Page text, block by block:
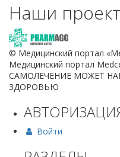
Наши
© Медицинский портал
Медицинский портал
САМОЛЕЧЕНИЕ МОЖЕТ
ЗДОРОВЬЮ
Войти